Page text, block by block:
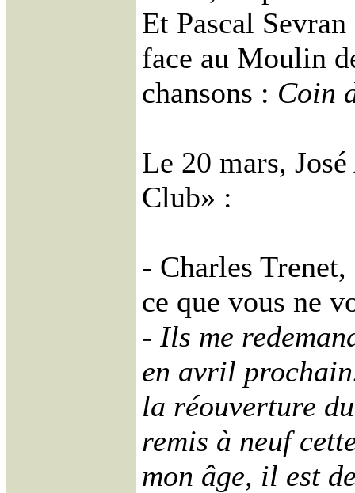
Et Pascal
face au Moulin
chansons : Coin
Le 20 mars,
Club» :
- Charles
ce que vous ne
- Ils me
en avril prochain
la réouverture
remis à neuf
mon âge, il est